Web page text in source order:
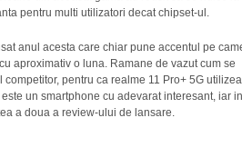
pentru multi utilizatori decat chipset-ul.
anul acesta care chiar pune accentul pe
aproximativ o luna. Ramane de vazut cum se
pentru ca realme 11 Pro+ 5G
un smartphone cu adevarat interesant, iar in
a doua a review-ului de lansare.